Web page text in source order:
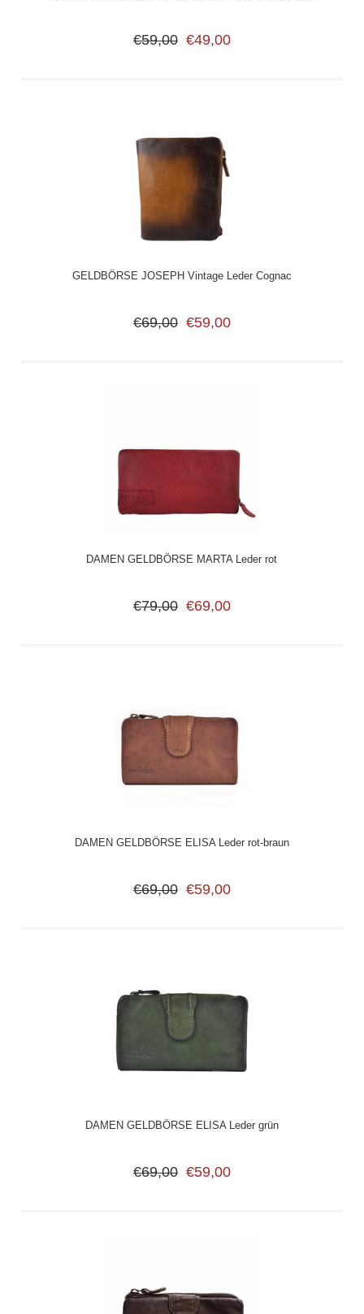
€59,00 €49,00
GELDBÖRSE JOSEPH Vintage Leder Cognac
€69,00 €59,00
DAMEN GELDBÖRSE MARTA Leder rot
€79,00 €69,00
DAMEN GELDBÖRSE ELISA Leder rot-braun
€69,00 €59,00
DAMEN GELDBÖRSE ELISA Leder grün
€69,00 €59,00